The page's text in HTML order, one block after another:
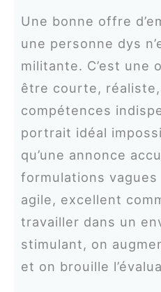
Une bonne offre
une personne dys
militante. C’est une
être courte,
compétences
portrait idéal
qu’une annonce
formulations vagues
agile, excellent
travailler dans un
stimulant, on
et on brouille